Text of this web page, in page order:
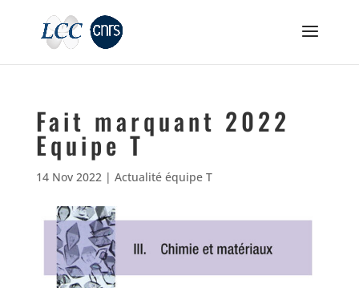
Fait marquant 2022
Equipe T
14 Nov 2022| Actualité équipe T